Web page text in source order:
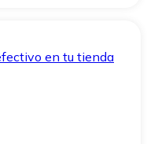
en tu tienda